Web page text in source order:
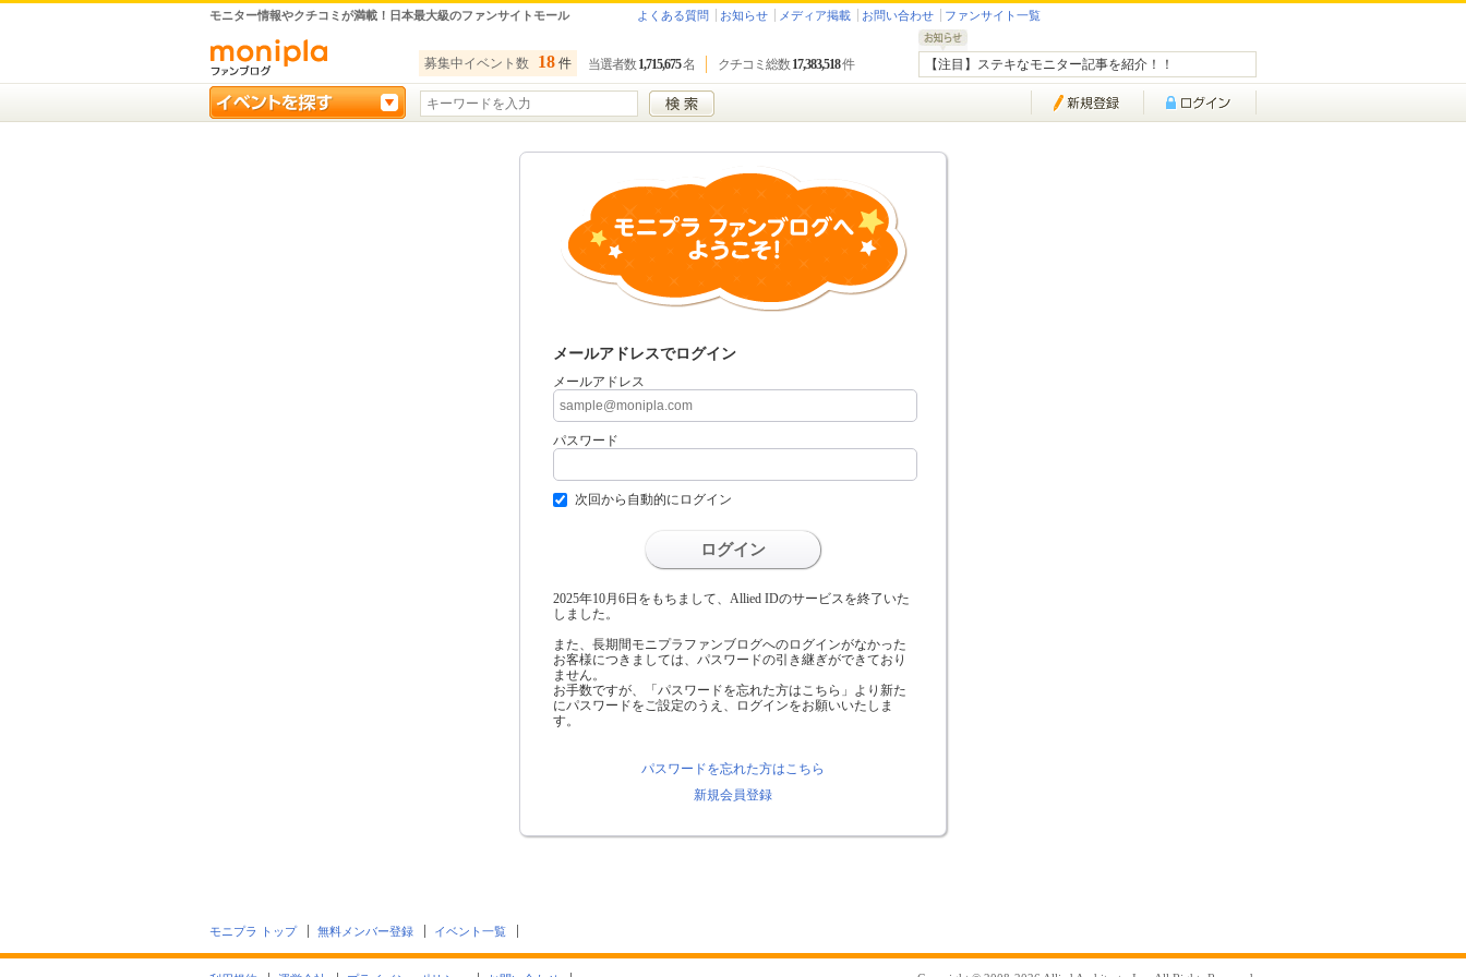
モニター情報やクチコミが満載！日本最大級のファンサイトモール よくある質問 お知らせ メディア掲載 お問い合わせ ファンサイト一覧
【注目】ステキなモニター記事を紹介！！
募集中イベント数 18 件 当選者数 1,715,675名 クチコミ総数 17,383,518件
メールアドレスでログイン
メールアドレス
パスワード
次回から自動的にログイン
ログイン
2025年10月6日をもちまして、Allied IDのサービスを終了いた
しました。
また、長期間モニプラファンブログへのログインがなかった
お客様につきましては、パスワードの引き継ぎができており
ません。
お手数ですが、「パスワードを忘れた方はこちら」より新た
にパスワードをご設定のうえ、ログインをお願いいたしま
す。
パスワードを忘れた方はこちら
新規会員登録
モニプラ トップ 無料メンバー登録 イベント一覧